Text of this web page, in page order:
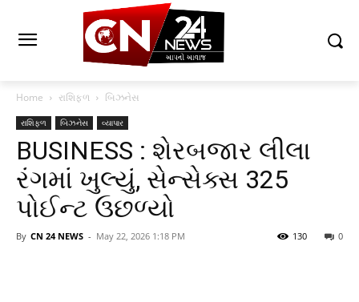
Home રાશિફળ બિઝનેસ
રાશિફળ બિઝનેસ વ્યાપાર
BUSINESS : શેરબજાર લીલા
રંગમાં ખુલ્યું, સેન્સેક્સ 325
પોઈન્ટ ઉછળ્યો
By CN 24 NEWS - May 22, 2026 1:18 PM 0
130